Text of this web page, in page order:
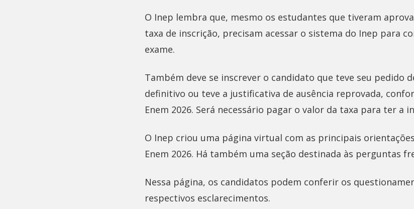
O Inep lembra que, mesmo os estudantes que tiveram
taxa de inscrição, precisam acessar o sistema do Inep para
exame.
Também deve se inscrever o candidato que teve seu pedido
definitivo ou teve a justificativa de ausência reprovada,
Enem 2026. Será necessário pagar o valor da taxa para ter a
O Inep criou uma página virtual com as principais
Enem 2026. Há também uma seção destinada às perguntas
Nessa página, os candidatos podem conferir os
respectivos esclarecimentos.